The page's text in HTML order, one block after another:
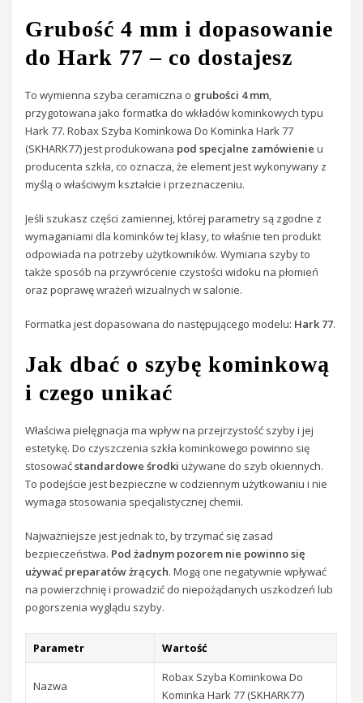
Grubość 4 mm i dopasowanie
do Hark 77 – co dostajesz
To wymienna szyba ceramiczna o grubości 4 mm,
przygotowana jako formatka do wkładów kominkowych typu
Hark 77. Robax Szyba Kominkowa Do Kominka Hark 77
(SKHARK77) jest produkowana pod specjalne zamówienie u
producenta szkła, co oznacza, że element jest wykonywany z
myślą o właściwym kształcie i przeznaczeniu.
Jeśli szukasz części zamiennej, której parametry są zgodne z
wymaganiami dla kominków tej klasy, to właśnie ten produkt
odpowiada na potrzeby użytkowników. Wymiana szyby to
także sposób na przywrócenie czystości widoku na płomień
oraz poprawę wrażeń wizualnych w salonie.
Formatka jest dopasowana do następującego modelu: Hark 77.
Jak dbać o szybę kominkową
i czego unikać
Właściwa pielęgnacja ma wpływ na przejrzystość szyby i jej
estetykę. Do czyszczenia szkła kominkowego powinno się
stosowaćstandardowe środki używane do szyb okiennych.
To podejście jest bezpieczne w codziennym użytkowaniu i nie
wymaga stosowania specjalistycznej chemii.
Najważniejsze jest jednak to, by trzymać się zasad
bezpieczeństwa. Pod żadnym pozorem nie powinno się
używać preparatów żrących. Mogą one negatywnie wpływać
na powierzchnię i prowadzić do niepożądanych uszkodzeń lub
pogorszenia wyglądu szyby.
Parametr Wartość
Nazwa
Robax Szyba Kominkowa Do
Kominka Hark 77 (SKHARK77)